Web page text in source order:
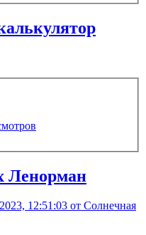
Ленорман
12:51:03 от Солнечная